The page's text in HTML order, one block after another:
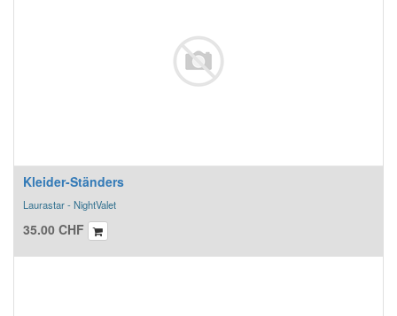
Kleider-Ständers
Laurastar - NightValet
35.00 CHF